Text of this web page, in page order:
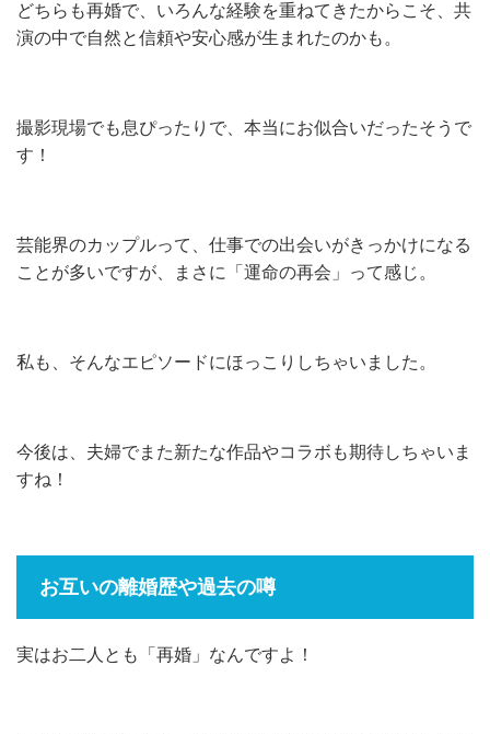
どちらも再婚で、いろんな経験を重ねてきたからこそ、共
演の中で自然と信頼や安心感が生まれたのかも。
撮影現場でも息ぴったりで、本当にお似合いだったそうで
す！
芸能界のカップルって、仕事での出会いがきっかけになる
ことが多いですが、まさに「運命の再会」って感じ。
私も、そんなエピソードにほっこりしちゃいました。
今後は、夫婦でまた新たな作品やコラボも期待しちゃいま
すね！
お互いの離婚歴や過去の噂
実はお二人とも「再婚」なんですよ！